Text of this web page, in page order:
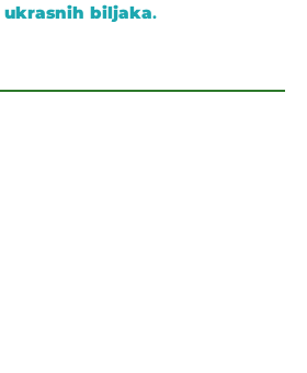
ukrasnih biljaka.